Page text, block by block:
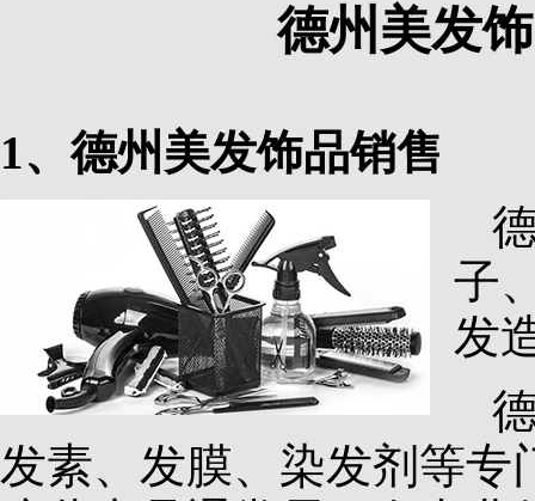
德州美发
1、德州美发饰品销售
子
发
发素、发膜、染发剂等